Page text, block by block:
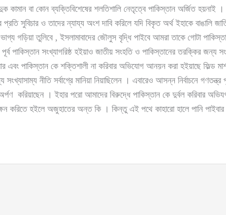
কামান বা কোন ব্যক্তিবিশেষের শলতিশালি নেতৃত্বে পাকিস্তান অর্জিত হয়নাই ।
সুবিচার ও তাদের ন্যায্য অংশ দাবি করিলে যদি বিকৃত অর্থ ইহাকে বাঙালি
গড়িয়া তুলিবে , ইসলামাবাদের জৌলুস বৃদ্ধি পাইবে আমরা তাকে গোটা
পূর্ব পাকিস্তান সংখ্যাগরিষ্ঠ হইয়াও জাতীয় সংহতি ও পাকিস্তানের তরক্কির জন্য
এবং পাকিস্তান কে শক্তিশালী না করিবার অভিযোগ আনয়ন করা হইয়াছে ফিল্ড
নীতি সর্বাগ্রে মানিয়া নিয়াছিলেন । এবারেও আসন্ন নির্বাচনে গণতন্ত্র
অর্পণ করিয়াছেন । ইহার পরো আমাদের বিরুদ্ধে পাকিস্তান কে দুর্বল করিবার
করিতে হইলে অজুহাতের অন্ত কি । কিন্তু এই পথে কাহারো হালে পানি